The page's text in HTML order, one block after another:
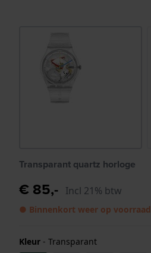
Transparant quartz horloge
€ 85,- Incl 21% btw
● Binnenkort weer op voorraad
Kleur - Transparant